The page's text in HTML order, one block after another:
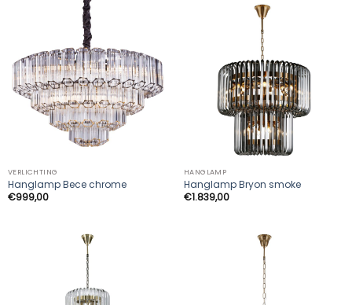
VERLICHTING
Hanglamp Bece chrome
€999,00
HANGLAMP
Hanglamp Bryon smoke
€1.839,00